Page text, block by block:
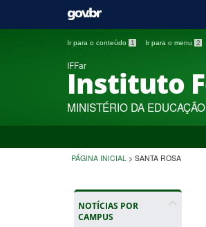
Ir para o conteúdo 1 Ir para o menu 2
IFFar
Instituto
MINISTÉRIO DA EDUCAÇÃO
PÁGINA INICIAL > SANTA ROSA
NOTÍCIAS POR
CAMPUS